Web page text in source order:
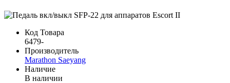
Код Товара
6479-
Производитель
Marathon Saeyang
Наличие
В наличии